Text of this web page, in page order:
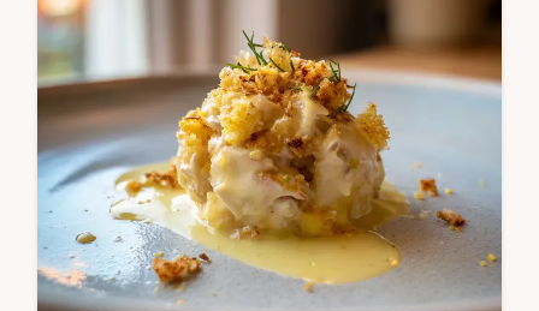
pain plat levé parfait pour garnir ou
accompagner votre tajine Simple…